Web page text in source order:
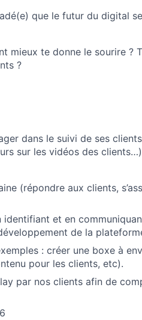
que le futur du digital
mieux te donne le sourire ?
?
dans le suivi de ses
sur les vidéos des
(répondre aux clients,
et en
de la
: créer une boxe à
pour les clients, etc).
par nos clients afin de